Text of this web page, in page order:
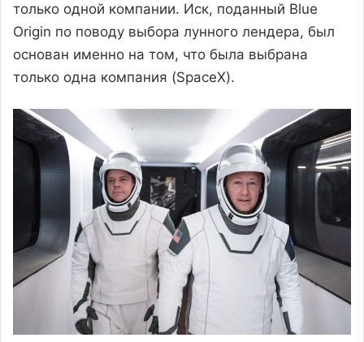
только одной компании. Иск, поданный Blue
Origin по поводу выбора лунного лендера, был
основан именно на том, что была выбрана
только одна компания (SpaceX).